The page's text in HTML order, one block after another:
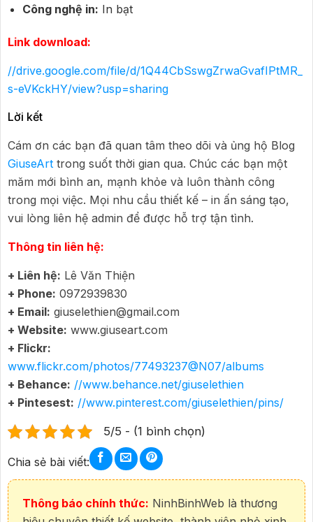
Công nghệ in: In bạt
Link download:
//drive.google.com/file/d/1Q44CbSswgZrwaGvafIPtMR_
s-eVKckHY/view?usp=sharing
Lời kết
Cám ơn các bạn đã quan tâm theo dõi và ủng hộ Blog
GiuseArt trong suốt thời gian qua. Chúc các bạn một
măm mới bình an, mạnh khỏe và luôn thành công
trong mọi việc. Mọi nhu cầu thiết kế – in ấn sáng tạo,
vui lòng liên hệ admin để được hỗ trợ tận tình.
Thông tin liên hệ:
+ Liên hệ: Lê Văn Thiện
+ Phone: 0972939830
+ Email: giuselethien@gmail.com
+ Website: www.giuseart.com
+ Flickr:
www.flickr.com/photos/77493237@N07/albums
+ Behance: //www.behance.net/giuselethien
+ Pintesest: //www.pinterest.com/giuselethien/pins/
5/5 - (1 bình chọn)
Chia sẻ bài viết:
Thông báo chính thức: NinhBinhWeb là thương